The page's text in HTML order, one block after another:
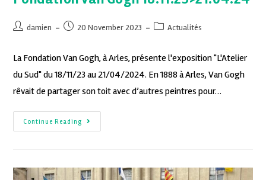
damien 20 November 2023 Actualités
La Fondation Van Gogh, à Arles, présente l'exposition "L'Atelier
du Sud" du 18/11/23 au 21/04/2024. En 1888 à Arles, Van Gogh
rêvait de partager son toit avec d’autres peintres pour…
Continue Reading